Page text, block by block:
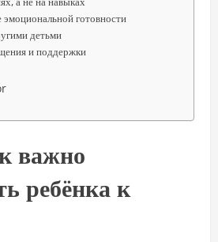
готовности
детьми
и поддержки
важно
ребёнка к